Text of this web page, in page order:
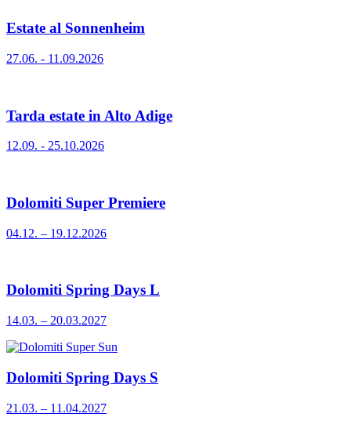
Estate al Sonnenheim
27.06. - 11.09.2026
Tarda estate in Alto Adige
12.09. - 25.10.2026
Dolomiti Super Premiere
04.12. – 19.12.2026
Dolomiti Spring Days L
14.03. – 20.03.2027
Dolomiti Spring Days S
21.03. – 11.04.2027